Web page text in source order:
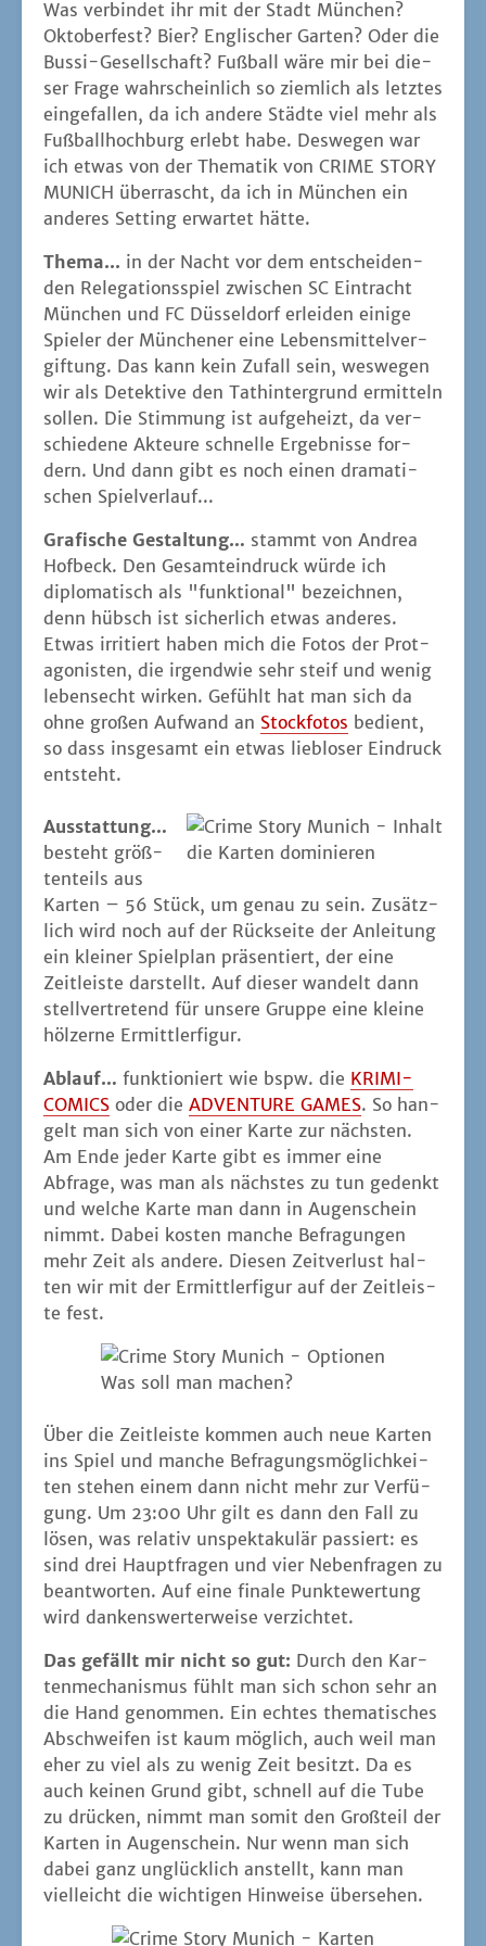
Was ver­bin­det ihr mit der Stadt Mün­chen?
Okto­ber­fest? Bier? Eng­li­scher Gar­ten? Oder die
Bus­si-Gesell­schaft? Fuß­ball wäre mir bei die­
ser Fra­ge wahr­schein­lich so ziem­lich als letz­tes
ein­ge­fal­len, da ich ande­re Städ­te viel mehr als
Fuß­ball­hoch­burg erlebt habe. Des­we­gen war
ich etwas von der The­ma­tik von CRIME STORY
MUNICH über­rascht, da ich in Mün­chen ein
ande­res Set­ting erwar­tet hätte.
The­ma... in der Nacht vor dem ent­schei­den­
den Rele­ga­ti­ons­spiel zwi­schen SC Ein­tracht
Mün­chen und FC Düs­sel­dorf erlei­den eini­ge
Spie­ler der Mün­che­ner eine Lebens­mit­tel­ver­
gif­tung. Das kann kein Zufall sein, wes­we­gen
wir als Detek­ti­ve den Tat­hin­ter­grund ermit­teln
sol­len. Die Stim­mung ist auf­ge­heizt, da ver­
schie­de­ne Akteu­re schnel­le Ergeb­nis­se for­
dern. Und dann gibt es noch einen dra­ma­ti­
schen Spielverlauf...
Gra­fi­sche Gestal­tung… stammt von Andrea
Hof­beck. Den Gesamt­ein­druck wür­de ich
diplo­ma­tisch als "funk­tio­nal" bezeich­nen,
denn hübsch ist sicher­lich etwas ande­res.
Etwas irri­tiert haben mich die Fotos der Prot­
ago­nis­ten, die irgend­wie sehr steif und wenig
lebens­echt wir­ken. Gefühlt hat man sich da
ohne gro­ßen Auf­wand an Stock­fo­tos bedient,
so dass ins­ge­samt ein etwas lieb­lo­ser Ein­druck
entsteht.
die Kar­ten dominieren
Aus­stat­tung…
besteht größ­
ten­teils aus
Kar­ten – 56 Stück, um genau zu sein. Zusätz­
lich wird noch auf der Rück­sei­te der Anlei­tung
ein klei­ner Spiel­plan prä­sen­tiert, der eine
Zeit­leis­te dar­stellt. Auf die­ser wan­delt dann
stell­ver­tre­tend für unse­re Grup­pe eine klei­ne
höl­zer­ne Ermittlerfigur.
Ablauf… funk­tio­niert wie bspw. die KRIMI-
COMICS oder die ADVENTURE GAMES. So han­
gelt man sich von einer Kar­te zur nächs­ten.
Am Ende jeder Kar­te gibt es immer eine
Abfra­ge, was man als nächs­tes zu tun gedenkt
und wel­che Kar­te man dann in Augen­schein
nimmt. Dabei kos­ten man­che Befra­gun­gen
mehr Zeit als ande­re. Die­sen Zeit­ver­lust hal­
ten wir mit der Ermitt­ler­fi­gur auf der Zeit­leis­
te fest.
Was soll man machen?
Über die Zeit­leis­te kom­men auch neue Kar­ten
ins Spiel und man­che Befra­gungs­mög­lich­kei­
ten ste­hen einem dann nicht mehr zur Ver­fü­
gung. Um 23:00 Uhr gilt es dann den Fall zu
lösen, was rela­tiv unspek­ta­ku­lär pas­siert: es
sind drei Haupt­fra­gen und vier Neben­fra­gen zu
beant­wor­ten. Auf eine fina­le Punk­te­wer­tung
wird dan­kens­wer­ter­wei­se verzichtet.
Das gefällt mir nicht so gut: Durch den Kar­
ten­me­cha­nis­mus fühlt man sich schon sehr an
die Hand genom­men. Ein ech­tes the­ma­ti­sches
Abschwei­fen ist kaum mög­lich, auch weil man
eher zu viel als zu wenig Zeit besitzt. Da es
auch kei­nen Grund gibt, schnell auf die Tube
zu drü­cken, nimmt man somit den Groß­teil der
Kar­ten in Augen­schein. Nur wenn man sich
dabei ganz unglück­lich anstellt, kann man
viel­leicht die wich­ti­gen Hin­wei­se übersehen.